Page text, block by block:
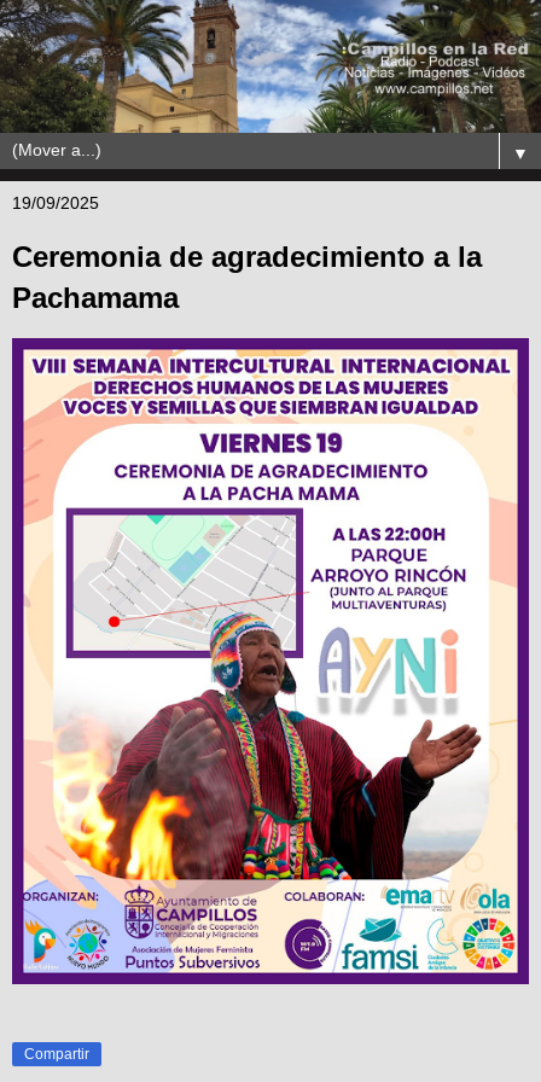
▼
19/09/2025
Ceremonia de agradecimiento a la
Pachamama
Compartir